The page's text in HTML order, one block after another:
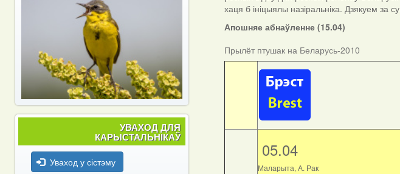
хаця б ініцыялы назіральніка. Дзякуем за
Апошняе абнаўленне (15.04)
Прылёт птушак на Беларусь-2010
05.04
Маларыта, А. Рак
УВАХОД ДЛЯ
КАРЫСТАЛЬНІКАЎ
Уваход у сістэму